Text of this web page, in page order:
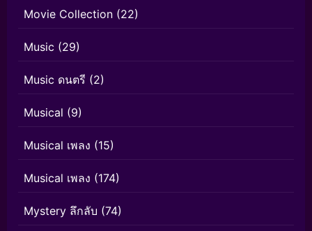
Movie Collection (22)
Music (29)
Music ดนตรี (2)
Musical (9)
Musical เพลง (15)
Musical เพลง (174)
Mystery ลึกลับ (74)